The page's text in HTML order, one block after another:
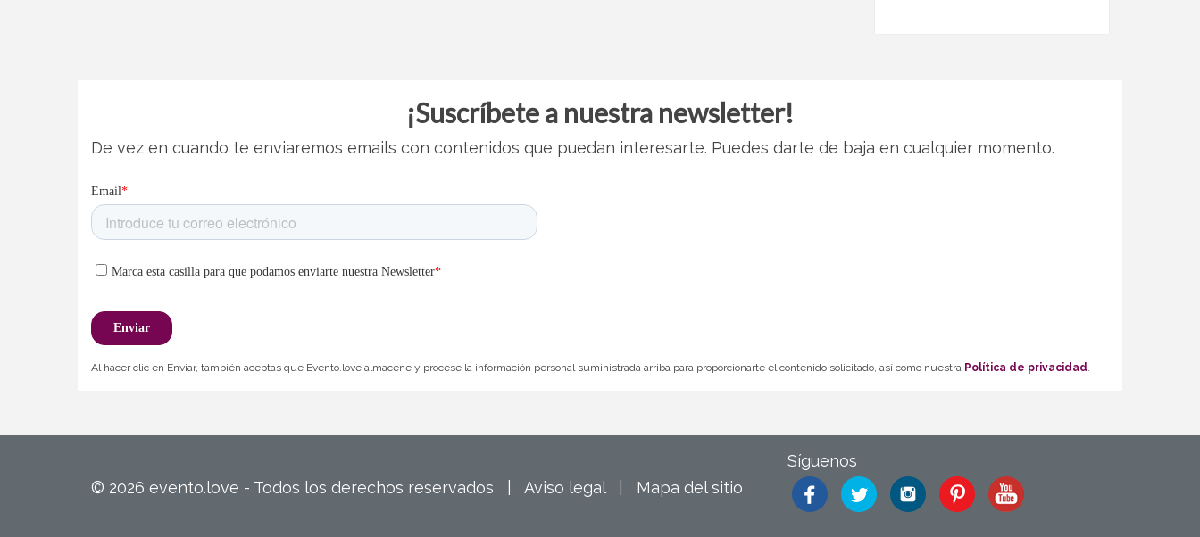
¡Suscríbete a nuestra newsletter!
De vez en cuando te enviaremos emails con contenidos que puedan interesarte. Puedes darte de baja en cualquier momento.
Al hacer clic en Enviar, también aceptas que Evento.love almacene y procese la información personal suministrada arriba para proporcionarte el contenido solicitado, así como nuestra Política de privacidad.
© 2026 evento.love - Todos los derechos reservados | Aviso legal| Mapa del sitio
Síguenos